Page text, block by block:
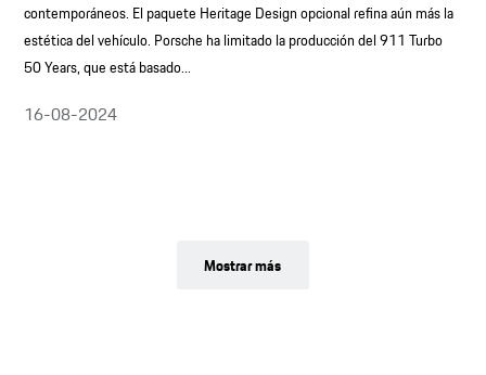
contemporáneos. El paquete Heritage Design opcional refina aún más la
estética del vehículo. Porsche ha limitado la producción del 911 Turbo
50 Years, que está basado...
16-08-2024
Mostrar más